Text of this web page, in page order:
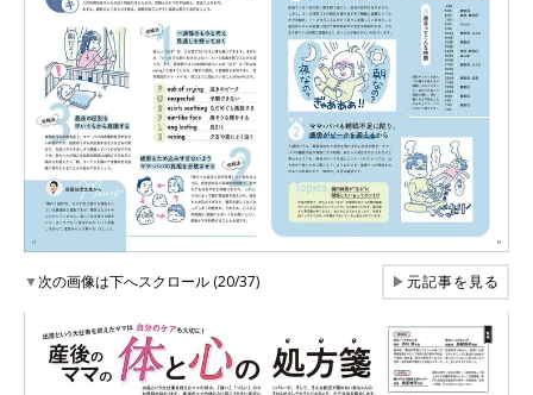
▼次の画像は下へスクロール (20/37) ▶元記事を見る